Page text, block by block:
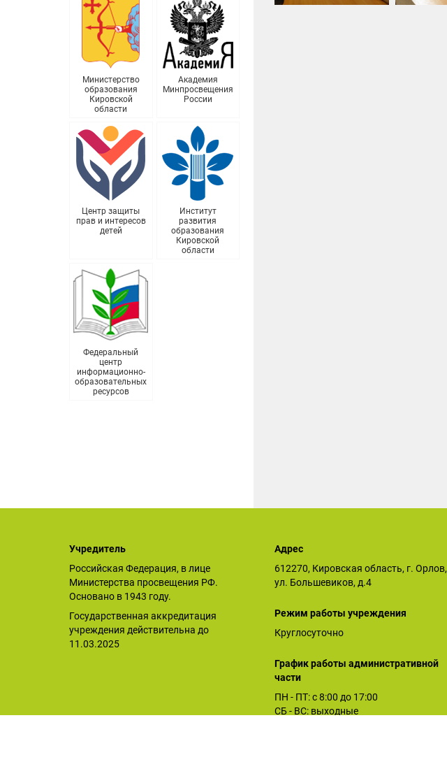
Министерство
образования
Кировской
области
Академия
Минпросвещения
России
Центр защиты
прав и интересов
детей
Институт
развития
образования
Кировской
области
Федеральный
центр
информационно-
образовательных
ресурсов
Учредитель
Российская Федерация, в лице
Министерства просвещения РФ.
Основано в 1943 году.
Государственная аккредитация
учреждения действительна до
11.03.2025
Адрес
612270, Кировская область, г. Орлов,
ул. Большевиков, д.4
Режим работы учреждения
Круглосуточно
График работы административной
части
ПН - ПТ: с 8:00 до 17:00
СБ - ВС: выходные